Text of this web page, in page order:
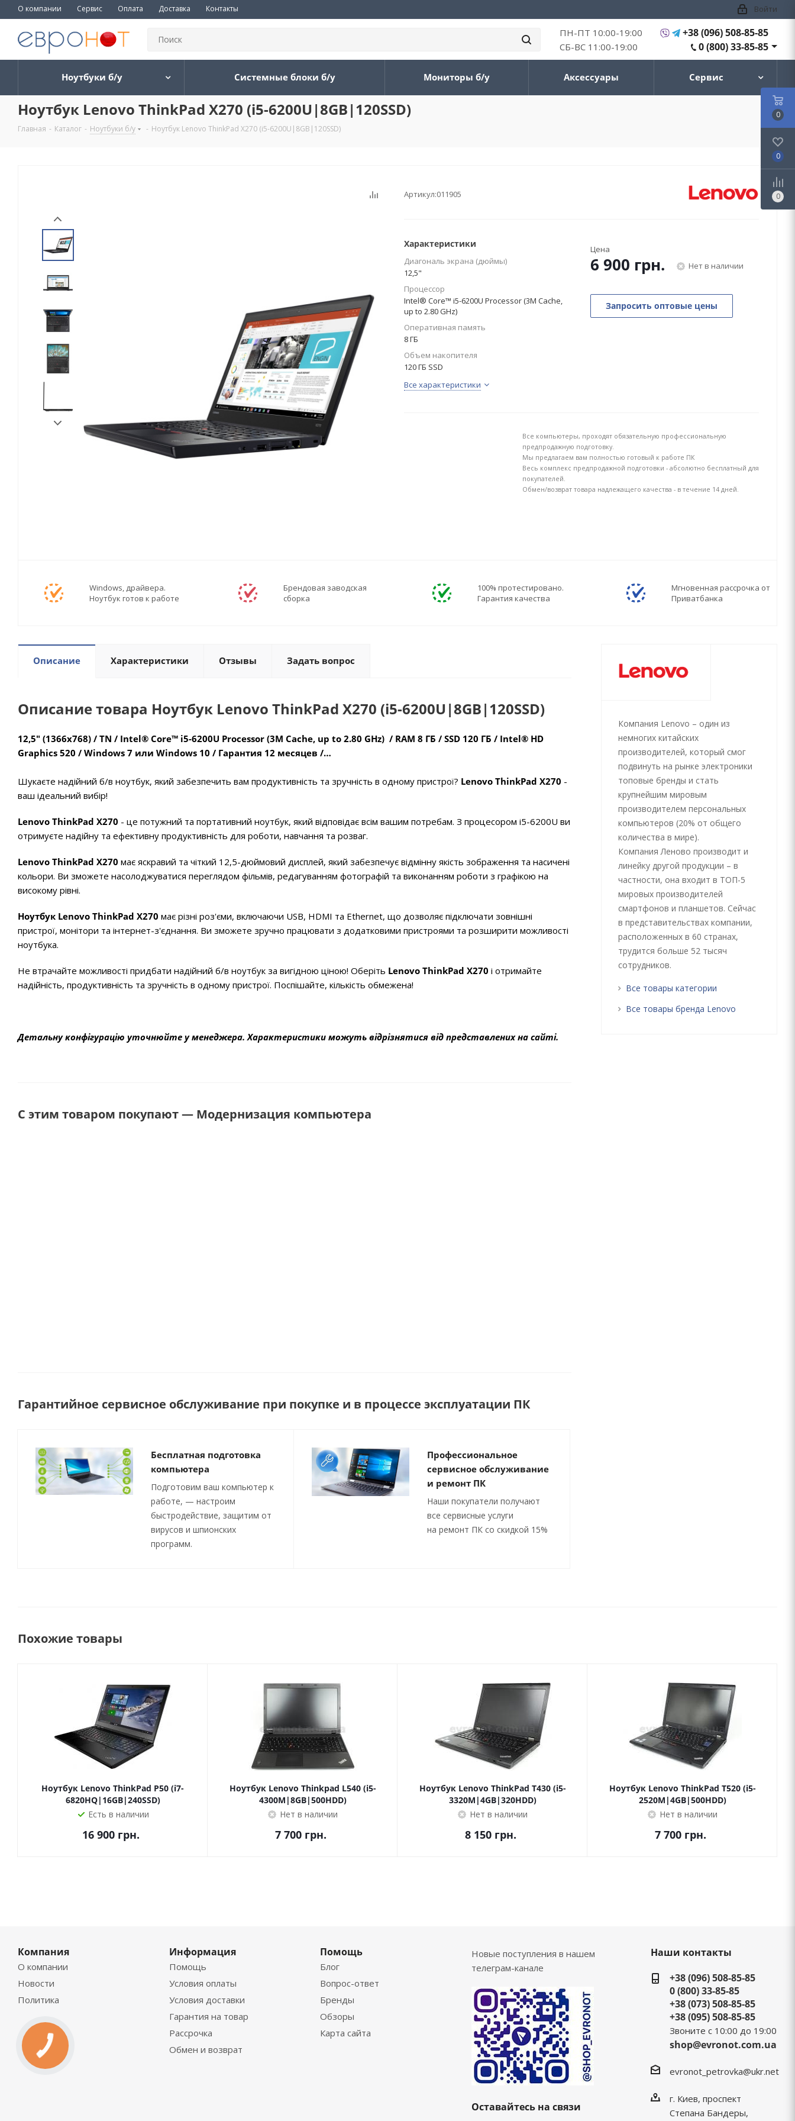
О компании Сервис Оплата Доставка Контакты Войти
ПН-ПТ 10:00-19:00
СБ-ВС 11:00-19:00
+38 (096) 508-85-85
0 (800) 33-85-85
Ноутбуки б/у Системные блоки б/у Мониторы б/у Аксессуары Сервис
Ноутбук Lenovo ThinkPad X270 (i5-6200U|8GB|120SSD)
Главная - Каталог - Ноутбуки б/у - Ноутбук Lenovo ThinkPad X270 (i5-6200U|8GB|120SSD)
Артикул:011905
Характеристики
Диагональ экрана (дюймы)
12,5"
Процессор
Intel® Core™ i5-6200U Processor (3M Cache,
up to 2.80 GHz)
Оперативная память
8 ГБ
Объем накопителя
120 ГБ SSD
Все характеристики
Цена
6 900 грн. Нет в наличии
Запросить оптовые цены
Все компьютеры, проходят обязательную профессиональную
предпродажную подготовку.
Мы предлагаем вам полностью готовый к работе ПК
Весь комплекс предпродажной подготовки - абсолютно бесплатный для
покупателей.
Обмен/возврат товара надлежащего качества - в течение 14 дней.
Windows, драйвера.
Ноутбук готов к работе
Брендовая заводская
сборка
100% протестировано.
Гарантия качества
Мгновенная рассрочка от
Приватбанка
Описание Характеристики Отзывы Задать вопрос
Описание товара Ноутбук Lenovo ThinkPad X270 (i5-6200U|8GB|120SSD)
12,5" (1366x768) / TN / Intel® Core™ i5-6200U Processor (3M Cache, up to 2.80 GHz) / RAM 8 ГБ / SSD 120 ГБ / Intel® HD
Graphics 520 / Windows 7 или Windows 10 / Гарантия 12 месяцев /…
Шукаєте надійний б/в ноутбук, який забезпечить вам продуктивність та зручність в одному пристрої? Lenovo ThinkPad X270 -
ваш ідеальний вибір!
Lenovo ThinkPad X270 - це потужний та портативний ноутбук, який відповідає всім вашим потребам. З процесором i5-6200U ви
отримуєте надійну та ефективну продуктивність для роботи, навчання та розваг.
Lenovo ThinkPad X270 має яскравий та чіткий 12,5-дюймовий дисплей, який забезпечує відмінну якість зображення та насичені
кольори. Ви зможете насолоджуватися переглядом фільмів, редагуванням фотографій та виконанням роботи з графікою на
високому рівні.
Ноутбук Lenovo ThinkPad X270 має різні роз'єми, включаючи USB, HDMI та Ethernet, що дозволяє підключати зовнішні
пристрої, монітори та інтернет-з'єднання. Ви зможете зручно працювати з додатковими пристроями та розширити можливості
ноутбука.
Не втрачайте можливості придбати надійний б/в ноутбук за вигідною ціною! Оберіть Lenovo ThinkPad X270 і отримайте
надійність, продуктивність та зручність в одному пристрої. Поспішайте, кількість обмежена!
Детальну конфігурацію уточнюйте у менеджера. Характеристики можуть відрізнятися від представлених на сайті.
С этим товаром покупают — Модернизация компьютера
Гарантийное сервисное обслуживание при покупке и в процессе эксплуатации ПК
Бесплатная подготовка
компьютера
Подготовим ваш компьютер к
работе, — настроим
быстродействие, защитим от
вирусов и шпионских
программ.
Профессиональное
сервисное обслуживание
и ремонт ПК
Наши покупатели получают
все сервисные услуги
на ремонт ПК со скидкой 15%
Компания Lenovo – один из
немногих китайских
производителей, который смог
подвинуть на рынке электроники
топовые бренды и стать
крупнейшим мировым
производителем персональных
компьютеров (20% от общего
количества в мире).
Компания Леново производит и
линейку другой продукции – в
частности, она входит в ТОП-5
мировых производителей
смартфонов и планшетов. Сейчас
в представительствах компании,
расположенных в 60 странах,
трудится больше 52 тысяч
сотрудников.
Все товары категории
Все товары бренда Lenovo
Похожие товары
Ноутбук Lenovo ThinkPad P50 (i7-
6820HQ|16GB|240SSD)
Есть в наличии
16 900грн.
Ноутбук Lenovo Thinkpad L540 (i5-
4300M|8GB|500HDD)
Нет в наличии
7 700грн.
Ноутбук Lenovo ThinkPad T430 (i5-
3320M|4GB|320HDD)
Нет в наличии
8 150грн.
Ноутбук Lenovo ThinkPad T520 (i5-
2520M|4GB|500HDD)
Нет в наличии
7 700грн.
Компания
О компании
Новости
Политика
Информация
Помощь
Условия оплаты
Условия доставки
Гарантия на товар
Рассрочка
Обмен и возврат
Помощь
Блог
Вопрос-ответ
Бренды
Обзоры
Карта сайта
Новые поступления в нашем
телеграм-канале
Оставайтесь на связи
Наши контакты
+38 (096) 508-85-85
0 (800) 33-85-85
+38 (073) 508-85-85
+38 (095) 508-85-85
Звоните с 10:00 до 19:00
shop@evronot.com.ua
evronot_petrovka@ukr.net
г. Киев, проспект
Степана Бандеры,
0
0
0